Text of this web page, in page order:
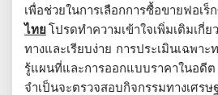
เพื่อช่วยในการเลือกการซื้อขายฟอเ
ไทยโปรดทำความเข้าใจเพิ่มเติมเกี่
ทางและเรียบง่าย การประเมินเฉพาะ
รู้แผนที่และการออกแบบราคาในอ
จำเป็นจะตรวจสอบกิจกรรมทางเศรษ